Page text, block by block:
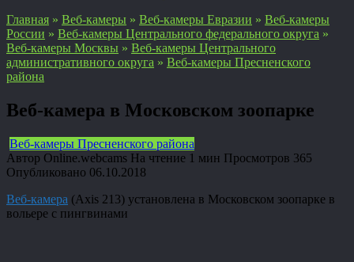
Главная » Веб-камеры » Веб-камеры Евразии » Веб-камеры
России » Веб-камеры Центрального федерального округа »
Веб-камеры Москвы » Веб-камеры Центрального
административного округа » Веб-камеры Пресненского
района
Веб-камера в Московском зоопарке
Веб-камеры Пресненского района
Автор Online.webcams На чтение 1 мин Просмотров 365
Опубликовано 06.10.2018
Веб-камера (Axis 213) установлена в Московском зоопарке в
вольере с пингвинами